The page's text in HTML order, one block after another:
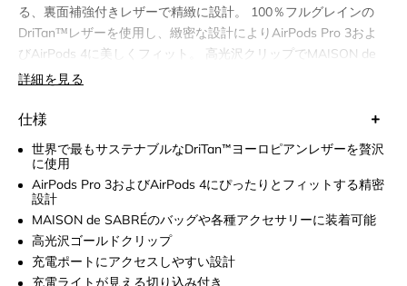
る、裏面補強付きレザーで精緻に設計。 100％フルグレインの
DriTan™レザーを使用し、緻密な設計によりAirPods Pro 3およ
びAirPods 4に美しくフィット。 高光沢クリップでMAISON de
SABRÉバッグや様々なアクセサリーに装着可能。充電互換性に
ーフラップにより、さらに高い安全性を確保。 遊び心あるツー
なテックアクセサリーとして日常を一層格上げ。あらゆるシーン
で安心感を提供する、AirPodsケースチャーム。
詳細を見る
仕様
世界で最もサステナブルなDriTan™ヨーロピアンレザーを贅沢
に使用
AirPods Pro 3およびAirPods 4にぴったりとフィットする精密
設計
MAISON de SABRÉのバッグや各種アクセサリーに装着可能
高光沢ゴールドクリップ
充電ポートにアクセスしやすい設計
充電ライトが見える切り込み付き